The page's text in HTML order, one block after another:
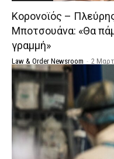
Κορονοϊός –
Μποτσουάνα: «Θα
γραμμή»
Law & Order Newsroom - 2